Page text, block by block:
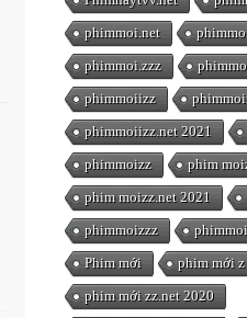
phimmoi.net
phimmoi.zzz
phimmoiizz
phimmoiizz.net 2021
phimmoizz
phim
phim moizz.net 2021
phimmoizzz
Phim mới
phim mới z
phim mới zz.net 2020